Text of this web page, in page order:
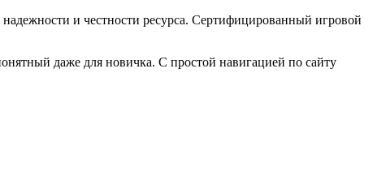
и честности ресурса. Сертифицированный игровой
даже для новичка. С простой навигацией по сайту